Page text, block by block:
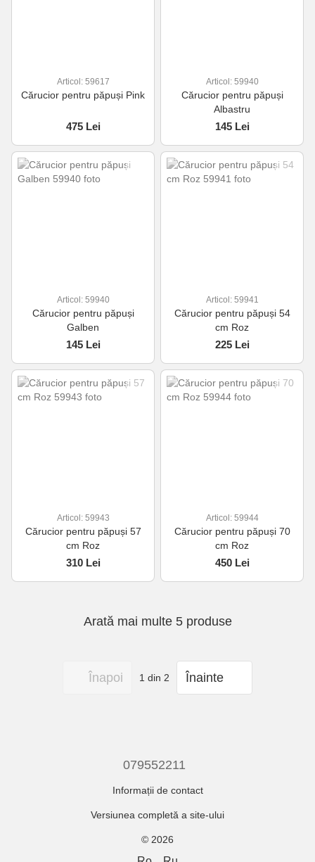
Articol: 59617
Cărucior pentru păpuși Pink
475 Lei
Articol: 59940
Cărucior pentru păpuși
Albastru
145 Lei
Articol: 59940
Cărucior pentru păpuși
Galben
145 Lei
Articol: 59941
Cărucior pentru păpuși 54
cm Roz
225 Lei
Articol: 59943
Cărucior pentru păpuși 57
cm Roz
310 Lei
Articol: 59944
Cărucior pentru păpuși 70
cm Roz
450 Lei
Arată mai multe 5 produse
Înapoi 1 din 2 Înainte
079552211
Informații de contact
Versiunea completă a site-ului
© 2026